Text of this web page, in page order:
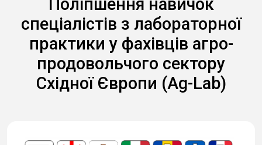
спеціалістів з лабораторної
практики у фахівців агро-
продовольчого сектору
Східної Європи (Ag-Lab)